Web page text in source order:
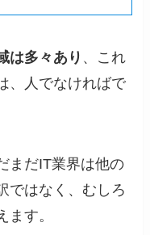
は多々あり 、これ
、人でなければで
まだIT業界は他の
ではなく、むしろ
す。